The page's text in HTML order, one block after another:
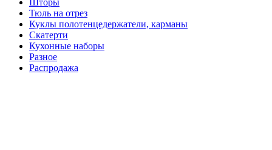
Шторы
Тюль на отрез
Куклы полотенцедержатели, карманы
Скатерти
Кухонные наборы
Разное
Распродажа